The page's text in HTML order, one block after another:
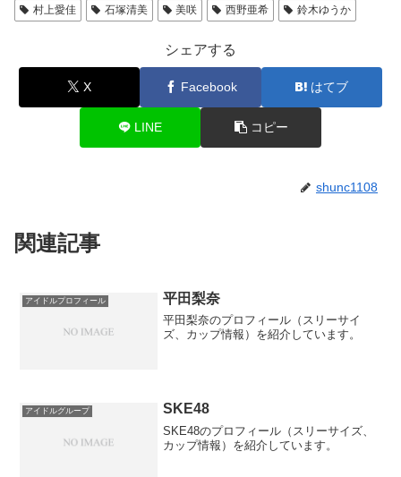
村上愛佳
石塚清美 美咲 西野亜希 鈴木ゆうか
シェアする
X Facebook はてブ
LINE コピー
shunc1108
関連記事
アイドルプロフィール 平田梨奈
平田梨奈のプロフィール（スリーサイ
ズ、カップ情報）を紹介しています。
アイドルグループ SKE48
SKE48のプロフィール（スリーサイズ、
カップ情報）を紹介しています。